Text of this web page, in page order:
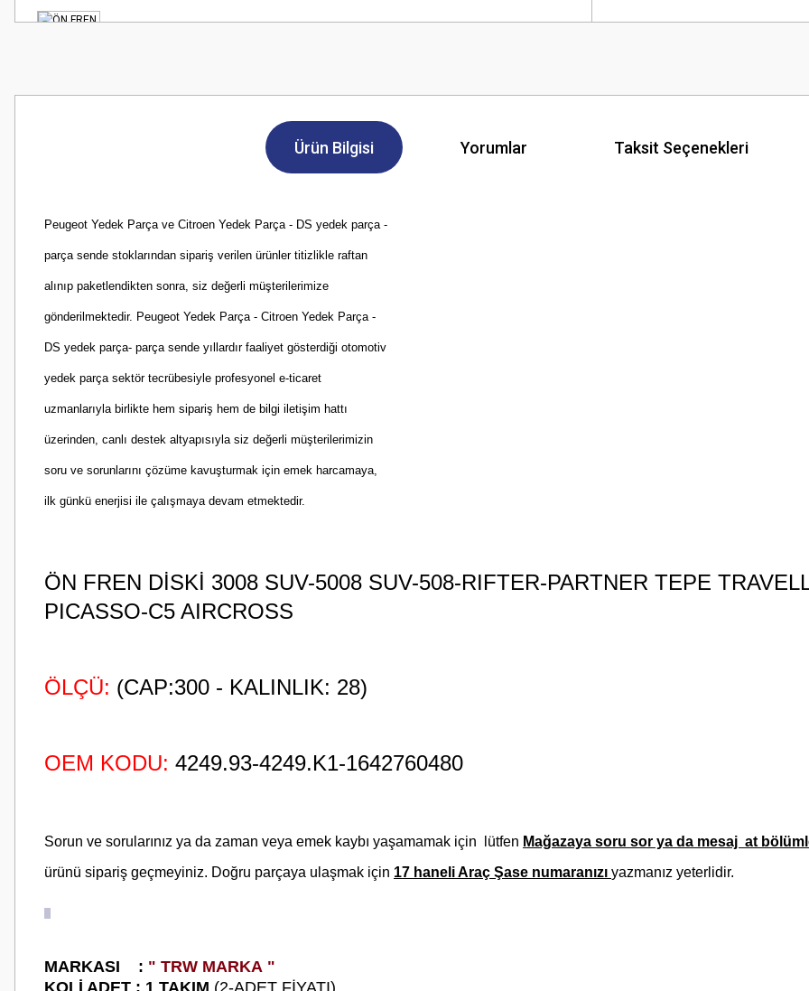
Ürün Bilgisi Yorumlar Taksit Seçenekleri
Peugeot Yedek Parça ve Citroen Yedek Parça - DS yedek parça -
parça sende stoklarından sipariş verilen ürünler titizlikle raftan
alınıp paketlendikten sonra, siz değerli müşterilerimize
gönderilmektedir. Peugeot Yedek Parça - Citroen Yedek Parça -
DS yedek parça- parça sende yıllardır faaliyet gösterdiği otomotiv
yedek parça sektör tecrübesiyle profesyonel e-ticaret
uzmanlarıyla birlikte hem sipariş hem de bilgi iletişim hattı
üzerinden, canlı destek altyapısıyla siz değerli müşterilerimizin
soru ve sorunlarını çözüme kavuşturmak için emek harcamaya,
ilk günkü enerjisi ile çalışmaya devam etmektedir.
ÖN FREN DİSKİ 3008 SUV-5008 SUV-508-RIFTER-PARTNER TEPE
PICASSO-C5 AIRCROSS
ÖLÇÜ: (CAP:300 - KALINLIK: 28)
OEM KODU: 4249.93-4249.K1-1642760480
Sorun ve sorularınız ya da zaman veya emek kaybı yaşamamak için lütfen Mağazaya soru sor ya da mesaj at
ürünü sipariş geçmeyiniz. Doğru parçaya ulaşmak için 17 haneli Araç Şase numaranızı yazmanız yeterlidir.
MARKASI : " TRW MARKA "
KOLİ ADET : 1 TAKIM (2-ADET FİYATI)